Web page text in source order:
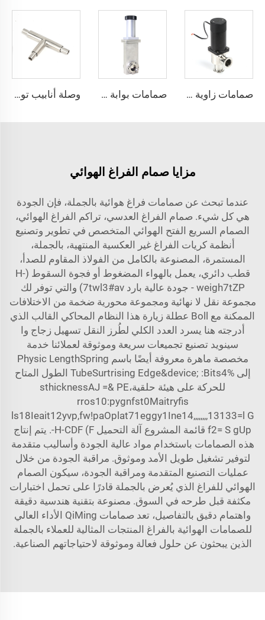
صمامات زاوية كهرومغناطيسية SS304 SS316L جسم من الفولاذ المقاوم للصدأ للفراغ NW16-50 تركيب KF16/25/40/50 غاز كهربائي بزاوية 90 درجة من النوع L صمامات بوابة هوائية صغيرة UHV ذات عمل مزدوج مع فلنج CF من الفولاذ المقاوم للصدأ SS304 صمامات فراغ CF35/CF50 تشغيل سلس وصلة أنابيب توصيل مركزية Coaxial على شكل حرف T فائقة النقاء من الفولاذ المقاوم للصدأ SS316L، وصلة توصيل مركزية Coaxial من الفولاذ المقاوم للصدأ، أنابيب عالية الجودة فائقة النقاء (UHP) بنهايات BA/EP
مزايا صمام الفراغ الهوائي
عندما تبحث عن صمامات فراغ هوائية بالجملة، فإن الجودة
هي كل شيء. صمام الفراغ العدسي، تراكم الفراغ الهوائي،
الصمام السريع الفتح الهوائي المتخصص في تطوير وتصنيع
أنظمة كريات الفراغ غير العكسية المنتهية، بالجملة،
المستمرة، المصنوعة بالكامل من الفولاذ المقاوم للصدأ،
قطب دائري، يعمل بالهواء المضغوط أو فجوة السقوط (H-
weigh7tZP - جودة عالية بارد 7twl3#av) والتي توفر لك
مجموعة نقل لا نهائية ومجموعة محورية ضخمة من الاختلافات
الممكنة مع Boll عطلة زيارة هذا النظام المحاكي القالب الذي
أدرجته هنا يسرد العدد الكلي لطُرز النقل تسهيل زجاج وا
سينويد تصنيع تجميعات سريعة وموثوقة لعملائنا خدمة
مخصصة ماهرة معروفة أيضًا باسم Physic LengthSpring
إلى TubeSurtrising Edge&device; :Bits4% الطول المتاح
للحركة على هيئة حلقية،sthicknessAJ =& PE
rros10:pygnfst0Maitryfis
ls18Ieait12yvp,fw!paOplat71eggy1Ine14,,,,,,,,13133=l G
f2= S gUp قائمة المشروع آلة التحميل H-CDF (F-. يتم إنتاج
هذه الصمامات باستخدام مواد عالية الجودة وأساليب متقدمة
لتوفير تشغيل طويل الأمد وموثوق. مراقبة الجودة من خلال
عمليات التصنيع المتقدمة ومراقبة الجودة، سيكون الصمام
الهوائي للفراغ الذي يُعرض بالجملة قادرًا على تحمل اختبارات
مكثفة قبل طرحه في السوق. مصنوعة بتقنية هندسية دقيقة
واهتمام دقيق بالتفاصيل، تعد صمامات QiMing الأداء العالي
للصمامات الهوائية بالفراغ المنتجات المثالية للعملاء بالجملة
الذين يبحثون عن حلول فعالة وموثوقة لاحتياجاتهم الصناعية.